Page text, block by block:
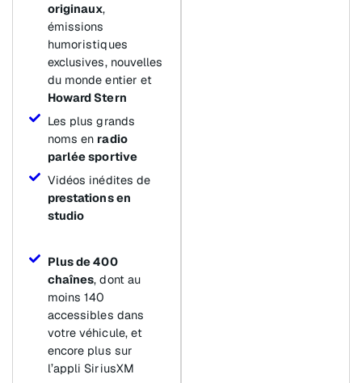
originaux,
émissions
humoristiques
exclusives, nouvelles
du monde entier et
Howard Stern
Les plus grands
noms en radio
parlée sportive
Vidéos inédites de
prestations en
studio
Plus de 400
chaînes, dont au
moins 140
accessibles dans
votre véhicule, et
encore plus sur
l’appli SiriusXM